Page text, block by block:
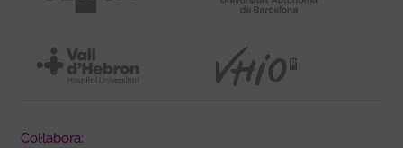
Col·labora: